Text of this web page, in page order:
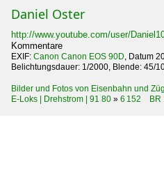
Daniel Oster
http://www.youtube.com/user/
Kommentare
EXIF: Canon Canon EOS 90D, Datum
Belichtungsdauer: 1/2000, Blende: 45/
Bilder und Fotos von Eisenbahn und
E-Loks | Drehstrom | 91 80 » 6 152 BR